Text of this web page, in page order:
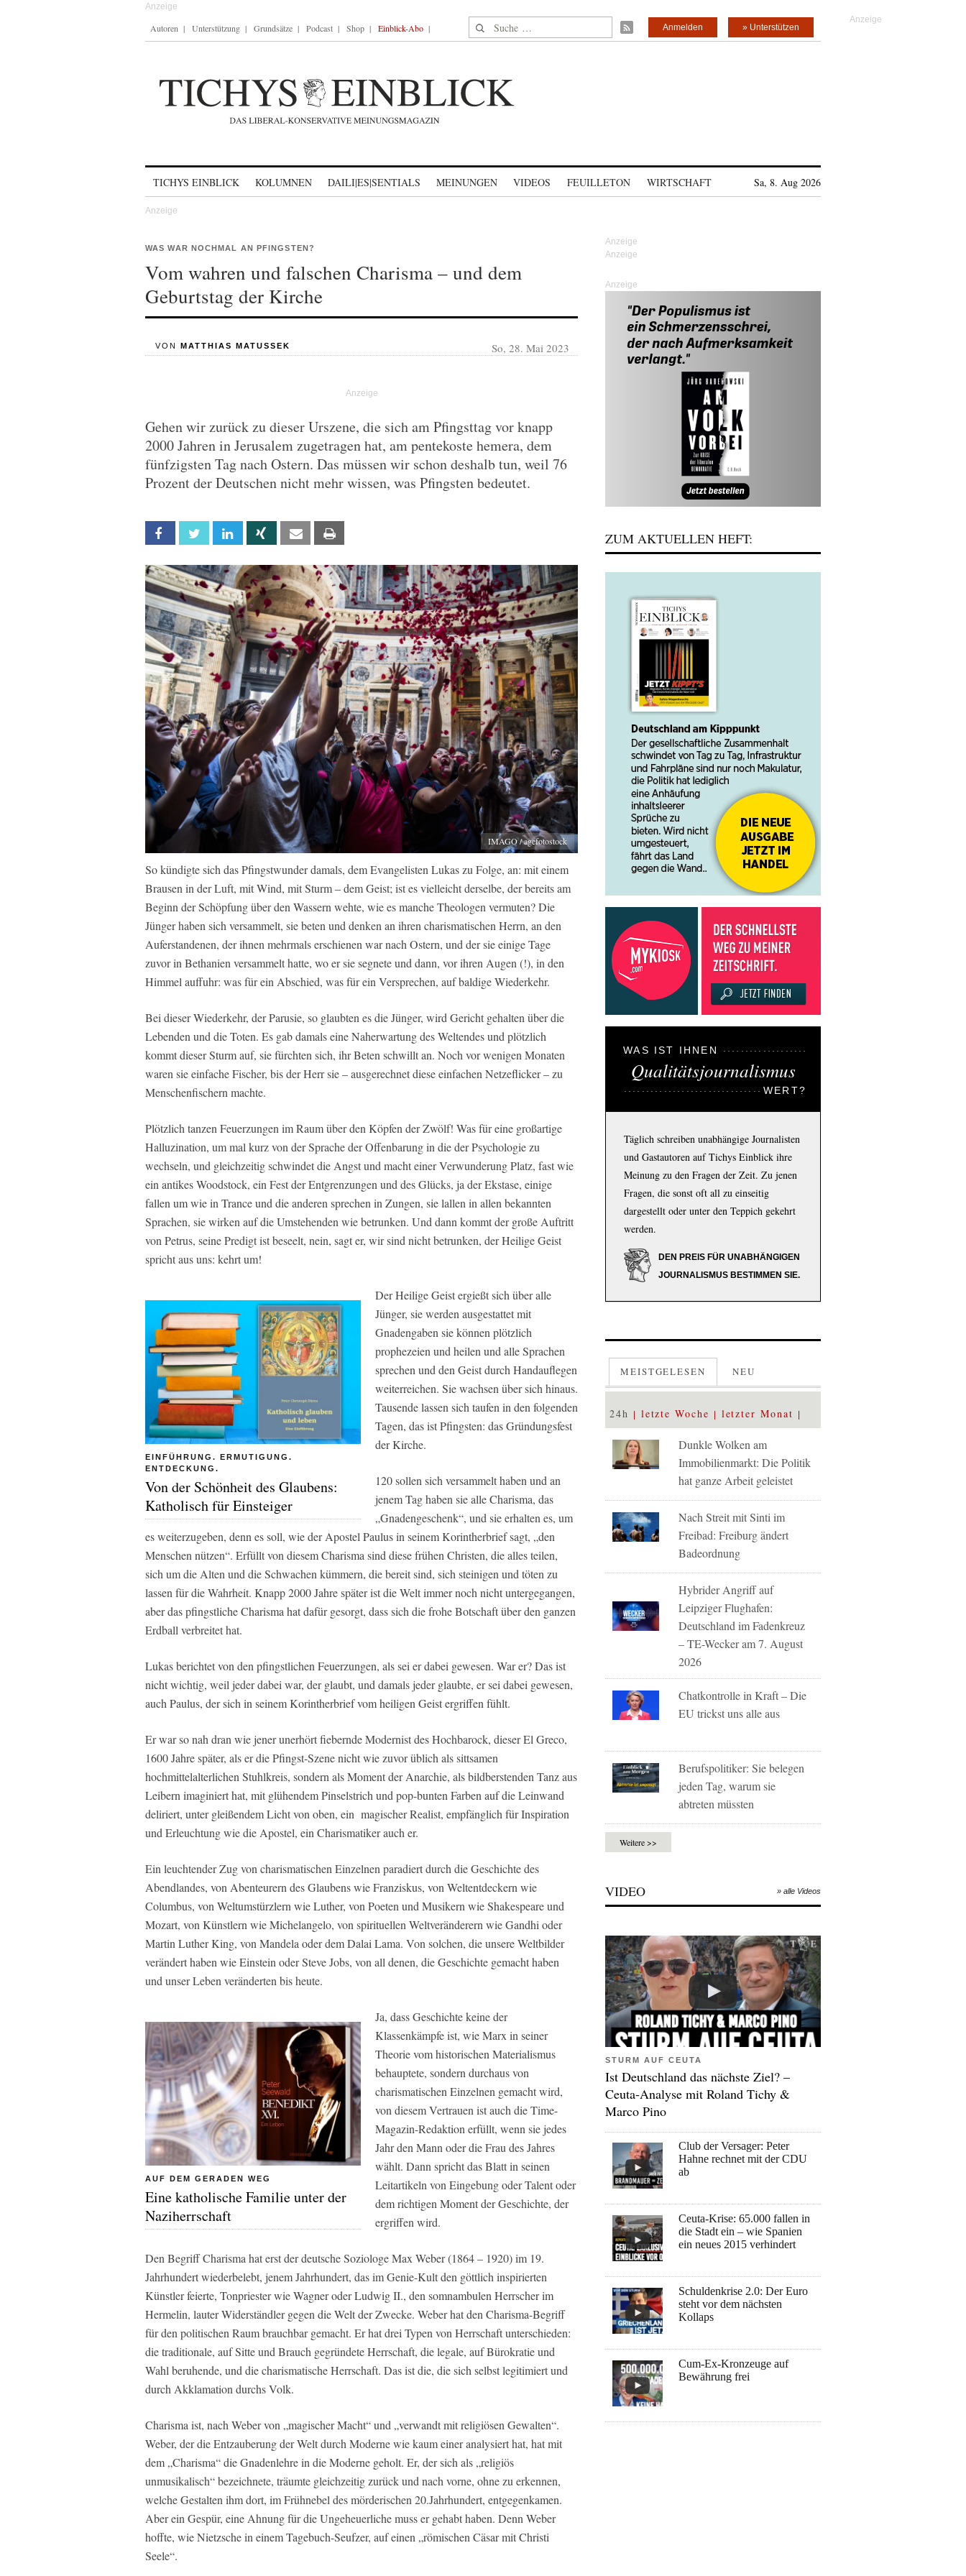
Autoren Unterstützung Grundsätze Podcast Shop Einblick-Abo Suche nach: » Unterstützen
Anmelden
TICHYS EINBLICK KOLUMNEN DAILI|ES|SENTIALS MEINUNGEN VIDEOS FEUILLETON WIRTSCHAFT Sa, 8. Aug 2026
WAS WAR NOCHMAL AN PFINGSTEN?
Vom wahren und falschen Charisma – und dem
Geburtstag der Kirche
VON MATTHIAS MATUSSEK So, 28. Mai 2023
Gehen wir zurück zu dieser Urszene, die sich am Pfingsttag vor knapp
2000 Jahren in Jerusalem zugetragen hat, am pentekoste hemera, dem
fünfzigsten Tag nach Ostern. Das müssen wir schon deshalb tun, weil 76
Prozent der Deutschen nicht mehr wissen, was Pfingsten bedeutet.
Facebook Twitter Linkedin Xing Email
IMAGO / agefotostock
So kündigte sich das Pfingstwunder damals, dem Evangelisten Lukas zu Folge, an: mit einem
Brausen in der Luft, mit Wind, mit Sturm – dem Geist; ist es vielleicht derselbe, der bereits am
Beginn der Schöpfung über den Wassern wehte, wie es manche Theologen vermuten? Die
Jünger haben sich versammelt, sie beten und denken an ihren charismatischen Herrn, an den
Auferstandenen, der ihnen mehrmals erschienen war nach Ostern, und der sie einige Tage
zuvor in Bethanien versammelt hatte, wo er sie segnete und dann, vor ihren Augen (!), in den
Himmel auffuhr: was für ein Abschied, was für ein Versprechen, auf baldige Wiederkehr.
Bei dieser Wiederkehr, der Parusie, so glaubten es die Jünger, wird Gericht gehalten über die
Lebenden und die Toten. Es gab damals eine Naherwartung des Weltendes und plötzlich
kommt dieser Sturm auf, sie fürchten sich, ihr Beten schwillt an. Noch vor wenigen Monaten
waren sie einfache Fischer, bis der Herr sie – ausgerechnet diese einfachen Netzeflicker – zu
Menschenfischern machte.
Plötzlich tanzen Feuerzungen im Raum über den Köpfen der Zwölf! Was für eine großartige
Halluzination, um mal kurz von der Sprache der Offenbarung in die der Psychologie zu
wechseln, und gleichzeitig schwindet die Angst und macht einer Verwunderung Platz, fast wie
ein antikes Woodstock, ein Fest der Entgrenzungen und des Glücks, ja der Ekstase, einige
fallen um wie in Trance und die anderen sprechen in Zungen, sie lallen in allen bekannten
Sprachen, sie wirken auf die Umstehenden wie betrunken. Und dann kommt der große Auftritt
von Petrus, seine Predigt ist beseelt, nein, sagt er, wir sind nicht betrunken, der Heilige Geist
spricht aus uns: kehrt um!
EINFÜHRUNG. ERMUTIGUNG.
ENTDECKUNG.
Von der Schönheit des Glaubens:
Katholisch für Einsteiger
Der Heilige Geist ergießt sich über alle
Jünger, sie werden ausgestattet mit
Gnadengaben sie können plötzlich
prophezeien und heilen und alle Sprachen
sprechen und den Geist durch Handauflegen
weiterreichen. Sie wachsen über sich hinaus.
Tausende lassen sich taufen in den folgenden
Tagen, das ist Pfingsten: das Gründungsfest
der Kirche.
120 sollen sich versammelt haben und an
jenem Tag haben sie alle Charisma, das
„Gnadengeschenk“, und sie erhalten es, um
es weiterzugeben, denn es soll, wie der Apostel Paulus in seinem Korintherbrief sagt, „den
Menschen nützen“. Erfüllt von diesem Charisma sind diese frühen Christen, die alles teilen,
sich um die Alten und die Schwachen kümmern, die bereit sind, sich steinigen und töten zu
lassen für die Wahrheit. Knapp 2000 Jahre später ist die Welt immer noch nicht untergegangen,
aber das pfingstliche Charisma hat dafür gesorgt, dass sich die frohe Botschaft über den ganzen
Erdball verbreitet hat.
Lukas berichtet von den pfingstlichen Feuerzungen, als sei er dabei gewesen. War er? Das ist
nicht wichtig, weil jeder dabei war, der glaubt, und damals jeder glaubte, er sei dabei gewesen,
auch Paulus, der sich in seinem Korintherbrief vom heiligen Geist ergriffen fühlt.
Er war so nah dran wie jener unerhört fiebernde Modernist des Hochbarock, dieser El Greco,
1600 Jahre später, als er die Pfingst-Szene nicht wie zuvor üblich als sittsamen
hochmittelalterlichen Stuhlkreis, sondern als Moment der Anarchie, als bildberstenden Tanz aus
Leibern imaginiert hat, mit glühendem Pinselstrich und pop-bunten Farben auf die Leinwand
deliriert, unter gleißendem Licht von oben, ein magischer Realist, empfänglich für Inspiration
und Erleuchtung wie die Apostel, ein Charismatiker auch er.
Ein leuchtender Zug von charismatischen Einzelnen paradiert durch die Geschichte des
Abendlandes, von Abenteurern des Glaubens wie Franziskus, von Weltentdeckern wie
Columbus, von Weltumstürzlern wie Luther, von Poeten und Musikern wie Shakespeare und
Mozart, von Künstlern wie Michelangelo, von spirituellen Weltveränderern wie Gandhi oder
Martin Luther King, von Mandela oder dem Dalai Lama. Von solchen, die unsere Weltbilder
verändert haben wie Einstein oder Steve Jobs, von all denen, die Geschichte gemacht haben
und unser Leben veränderten bis heute.
AUF DEM GERADEN WEG
Eine katholische Familie unter der
Naziherrschaft
Ja, dass Geschichte keine der
Klassenkämpfe ist, wie Marx in seiner
Theorie vom historischen Materialismus
behauptete, sondern durchaus von
charismatischen Einzelnen gemacht wird,
von diesem Vertrauen ist auch die Time-
Magazin-Redaktion erfüllt, wenn sie jedes
Jahr den Mann oder die Frau des Jahres
wählt. Dann spricht das Blatt in seinen
Leitartikeln von Eingebung oder Talent oder
dem richtigen Moment der Geschichte, der
ergriffen wird.
Den Begriff Charisma hat erst der deutsche Soziologe Max Weber (1864 – 1920) im 19.
Jahrhundert wiederbelebt, jenem Jahrhundert, das im Genie-Kult den göttlich inspirierten
Künstler feierte, Tonpriester wie Wagner oder Ludwig II., den somnambulen Herrscher im
Hermelin, lauter Widerständler gegen die Welt der Zwecke. Weber hat den Charisma-Begriff
für den politischen Raum brauchbar gemacht. Er hat drei Typen von Herrschaft unterschieden:
die traditionale, auf Sitte und Brauch gegründete Herrschaft, die legale, auf Bürokratie und
Wahl beruhende, und die charismatische Herrschaft. Das ist die, die sich selbst legitimiert und
durch Akklamation durchs Volk.
Charisma ist, nach Weber von „magischer Macht“ und „verwandt mit religiösen Gewalten“.
Weber, der die Entzauberung der Welt durch Moderne wie kaum einer analysiert hat, hat mit
dem „Charisma“ die Gnadenlehre in die Moderne geholt. Er, der sich als „religiös
unmusikalisch“ bezeichnete, träumte gleichzeitig zurück und nach vorne, ohne zu erkennen,
welche Gestalten ihm dort, im Frühnebel des mörderischen 20.Jahrhundert, entgegenkamen.
Aber ein Gespür, eine Ahnung für die Ungeheuerliche muss er gehabt haben. Denn Weber
hoffte, wie Nietzsche in einem Tagebuch-Seufzer, auf einen „römischen Cäsar mit Christi
Seele“.
Anzeige
ZUM AKTUELLEN HEFT:
WAS IST IHNEN
Qualitätsjournalismus
WERT?
Täglich schreiben unabhängige Journalisten
und Gastautoren auf Tichys Einblick ihre
Meinung zu den Fragen der Zeit. Zu jenen
Fragen, die sonst oft all zu einseitig
dargestellt oder unter den Teppich gekehrt
werden.
DEN PREIS FÜR UNABHÄNGIGEN
JOURNALISMUS BESTIMMEN SIE.
MEISTGELESEN NEU
24h letzte Woche letzter Monat
Dunkle Wolken am
Immobilienmarkt: Die Politik
hat ganze Arbeit geleistet
Nach Streit mit Sinti im
Freibad: Freiburg ändert
Badeordnung
Hybrider Angriff auf
Leipziger Flughafen:
Deutschland im Fadenkreuz
– TE-Wecker am 7. August
2026
Chatkontrolle in Kraft – Die
EU trickst uns alle aus
Berufspolitiker: Sie belegen
jeden Tag, warum sie
abtreten müssten
Weitere >>
VIDEO » alle Videos
STURM AUF CEUTA
Ist Deutschland das nächste Ziel? –
Ceuta-Analyse mit Roland Tichy &
Marco Pino
Club der Versager: Peter
Hahne rechnet mit der CDU
ab
Ceuta-Krise: 65.000 fallen in
die Stadt ein – wie Spanien
ein neues 2015 verhindert
Schuldenkrise 2.0: Der Euro
steht vor dem nächsten
Kollaps
Cum-Ex-Kronzeuge auf
Bewährung frei